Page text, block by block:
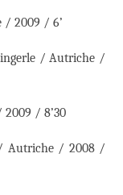
2009 / 6’
/ Autriche /
/ 8’30
Autriche / 2008 /